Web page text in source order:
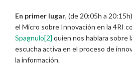
En primer lugar, (de 20:05h a
el Micro sobre Innovación en la 4RI
Spagnulo[2] quien nos hablara sobre
escucha activa en el proceso de
la información.